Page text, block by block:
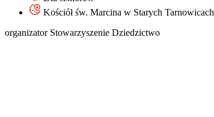
Kościół św. Marcina w Starych Tarnowicach
organizator Stowarzyszenie Dziedzictwo